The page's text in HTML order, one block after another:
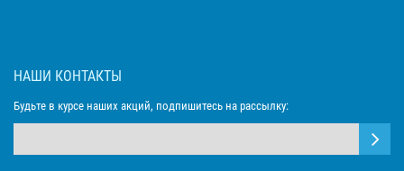
НАШИ КОНТАКТЫ
Будьте в курсе наших акций, подпишитесь на рассылку: